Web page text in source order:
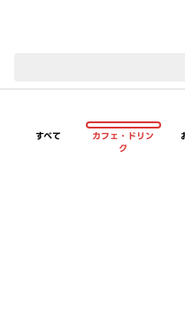
すべて
カフェ・ドリン
ク